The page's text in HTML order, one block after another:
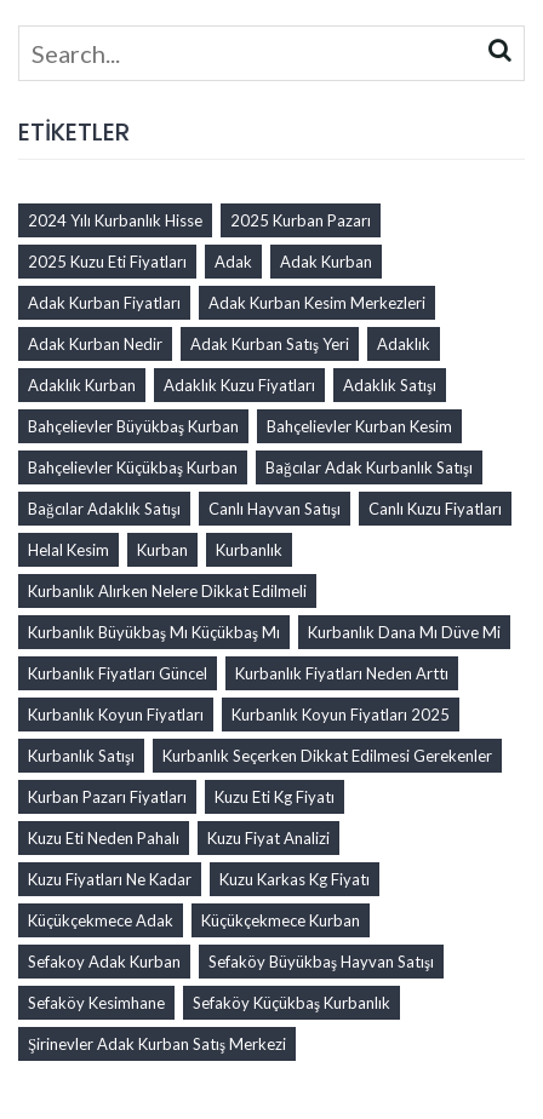
Search
for:
ETİKETLER
2024 Yılı Kurbanlık Hisse 2025 Kurban Pazarı
2025 Kuzu Eti Fiyatları Adak Adak Kurban
Adak Kurban Fiyatları Adak Kurban Kesim Merkezleri
Adak Kurban Nedir Adak Kurban Satış Yeri Adaklık
Adaklık Kurban Adaklık Kuzu Fiyatları Adaklık Satışı
Bahçelievler Büyükbaş Kurban Bahçelievler Kurban Kesim
Bahçelievler Küçükbaş Kurban Bağcılar Adak Kurbanlık Satışı
Bağcılar Adaklık Satışı Canlı Hayvan Satışı Canlı Kuzu Fiyatları
Helal Kesim Kurban Kurbanlık
Kurbanlık Alırken Nelere Dikkat Edilmeli
Kurbanlık Büyükbaş Mı Küçükbaş Mı Kurbanlık Dana Mı Düve Mi
Kurbanlık Fiyatları Güncel Kurbanlık Fiyatları Neden Arttı
Kurbanlık Koyun Fiyatları Kurbanlık Koyun Fiyatları 2025
Kurbanlık Satışı Kurbanlık Seçerken Dikkat Edilmesi Gerekenler
Kurban Pazarı Fiyatları Kuzu Eti Kg Fiyatı
Kuzu Eti Neden Pahalı Kuzu Fiyat Analizi
Kuzu Fiyatları Ne Kadar Kuzu Karkas Kg Fiyatı
Küçükçekmece Adak Küçükçekmece Kurban
Sefakoy Adak Kurban Sefaköy Büyükbaş Hayvan Satışı
Sefaköy Kesimhane Sefaköy Küçükbaş Kurbanlık
Şirinevler Adak Kurban Satış Merkezi